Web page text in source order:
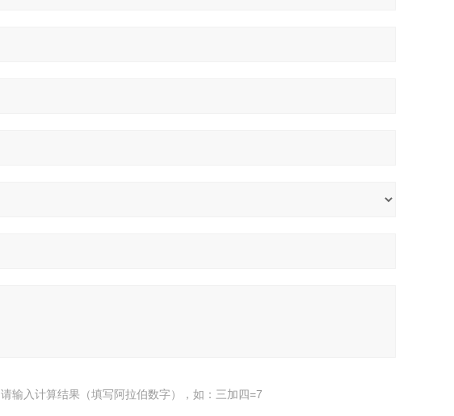
请输入计算结果（填写阿拉伯数字），如：三加四=7